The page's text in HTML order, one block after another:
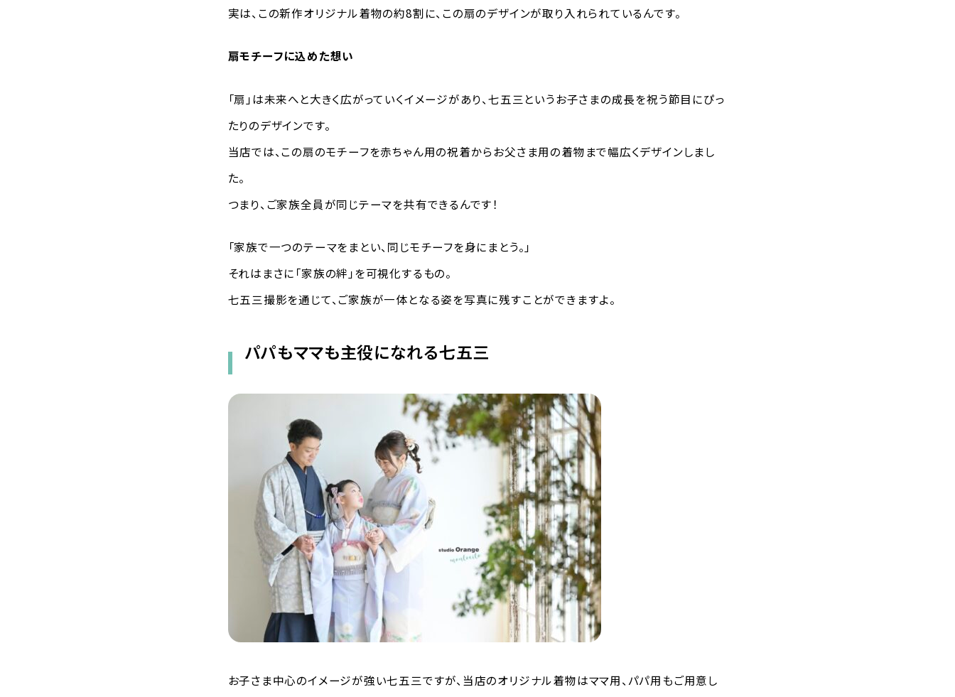
実は、この新作オリジナル着物の約8割に、この扇のデザインが取り入れられているんです。
扇モチーフに込めた想い
「扇」は未来へと大きく広がっていくイメージがあり、七五三というお子さまの成長を祝う節目にぴっ
たりのデザインです。
当店では、この扇のモチーフを赤ちゃん用の祝着からお父さま用の着物まで幅広くデザインしまし
た。
つまり、ご家族全員が同じテーマを共有できるんです！
「家族で一つのテーマをまとい、同じモチーフを身にまとう。」
それはまさに「家族の絆」を可視化するもの。
七五三撮影を通じて、ご家族が一体となる姿を写真に残すことができますよ。
パパもママも主役になれる七五三
お子さま中心のイメージが強い七五三ですが、当店のオリジナル着物はママ用、パパ用もご用意し